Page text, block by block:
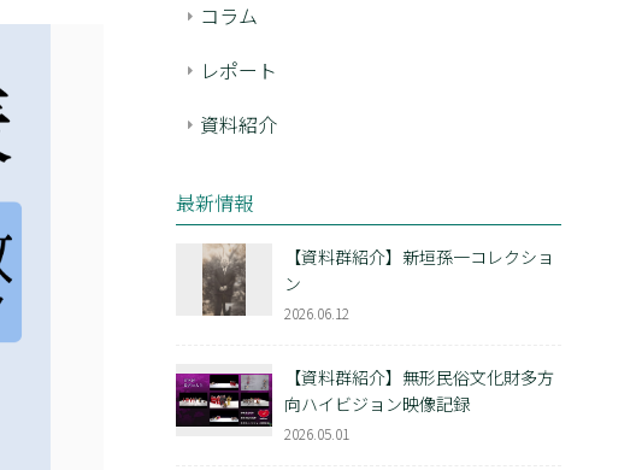
コラム
レポート
資料紹介
最新情報
【資料群紹介】新垣孫一コレクショ
ン
2026.06.12
【資料群紹介】無形民俗文化財多方
向ハイビジョン映像記録
2026.05.01